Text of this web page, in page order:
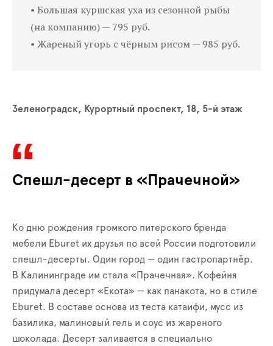
• Большая куршская уха из сезонной рыбы
(на компанию) — 795 руб.
• Жареный угорь с чёрным рисом — 985 руб.
Зеленоградск, Курортный проспект, 18, 5-й этаж
Спешл-десерт в «Прачечной»
Ко дню рождения громкого питерского бренда
мебели Eburet их друзья по всей России подготовили
спешл-десерты. Один город — один гастропартнёр.
В Калининграде им стала «Прачечная». Кофейня
придумала десерт «Екота» — как панакота, но в стиле
Eburet. В составе основа из теста катаифи, мусс из
базилика, малиновый гель и соус из жареного
шоколада. Десерт заливается в специально